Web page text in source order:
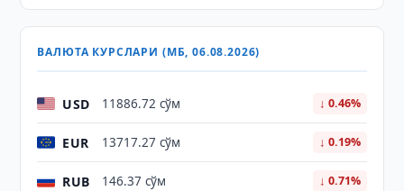
ВАЛЮТА КУРСЛАРИ (МБ, 06.08.2026)
USD 11886.72 сўм ↓ 0.46%
EUR 13717.27 сўм ↓ 0.19%
RUB 146.37 сўм ↓ 0.71%